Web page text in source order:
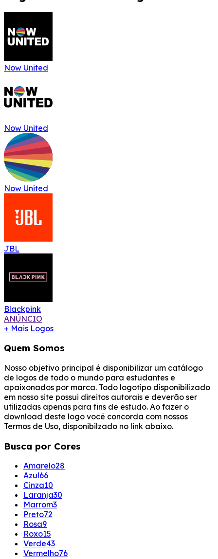
Now United
Now United
Now United
JBL
Blackpink
ANÚNCIO
+ Mais Logos
Quem Somos
Nosso objetivo principal é disponibilizar um catálogo
de logos de todo o mundo para estudantes e
apaixonados por marca. Todo logotipo disponibilizado
em nosso site possui direitos autorais e deverão ser
utilizadas apenas para fins de estudo. Ao fazer o
download deste logo você concorda com nossos
Termos de Uso, disponibilzado no link abaixo.
Busca por Cores
Amarelo28
Azul66
Cinza10
Laranja30
Marrom3
Preto72
Rosa9
Roxo15
Verde43
Vermelho76